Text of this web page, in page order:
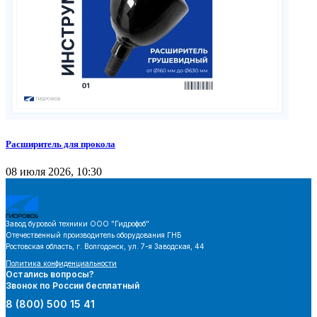
Расширитель для прокола
08 июля 2026, 10:30
Завод буровой техники ООО "Гидрофоб"
Отечественный производитель оборудования ГНБ
Ростовская область, г. Волгодонск, ул. 7-я Заводская, 44
Политика конфиденциальности
Остались вопросы?
Звонок по России бесплатный
8 (800) 500 15 41